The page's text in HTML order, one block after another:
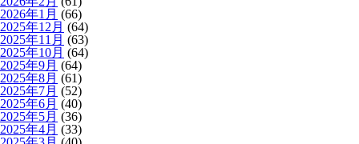
2026年1月 (66)
2025年12月 (64)
2025年11月 (63)
2025年10月 (64)
2025年9月 (64)
2025年8月 (61)
2025年7月 (52)
2025年6月 (40)
2025年5月 (36)
2025年4月 (33)